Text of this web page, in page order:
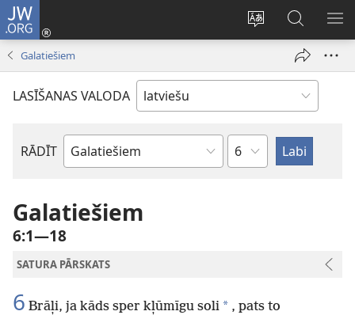
JW.ORG
Mainīt
valodu
Pieteikties
(opens
Meklēt
vietnē
JW.ORG
Galatiešiem
LASĪŠANAS VALODA
RĀDĪT
Pēc
grāmatām
Pēc
nodaļām
Galatiešiem
6:1—18
SATURA PĀRSKATS
6 Brāļi, ja kāds sper kļūmīgu soli * , pats to